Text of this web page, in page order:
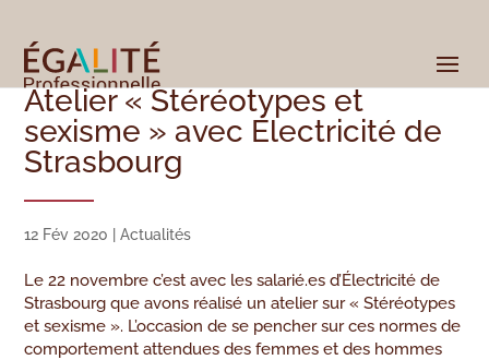
Atelier « Stéréotypes et
sexisme » avec Électricité de
Strasbourg
12 Fév 2020 |Actualités
Le 22 novembre c’est avec les salarié.es d’Électricité de
Strasbourg que avons réalisé un atelier sur « Stéréotypes
et sexisme ». L’occasion de se pencher sur ces normes de
comportement attendues des femmes et des hommes